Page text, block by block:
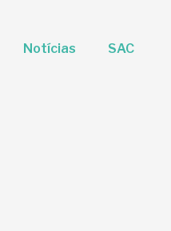
Notícias SAC